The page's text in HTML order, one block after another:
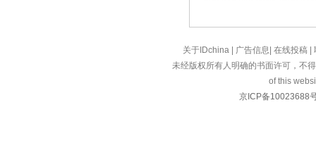
关于IDchina | 广告信息 | 在线投稿 |
未经版权所有人明确的书面许可，不
of this
京ICP备10023688